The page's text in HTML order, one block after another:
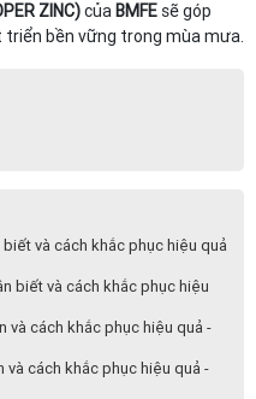
ZINC)của BMFE sẽ góp
triển bền vững trong mùa mưa.
và cách khắc phục hiệu quả
biết và cách khắc phục hiệu
và cách khắc phục hiệu quả -
và cách khắc phục hiệu quả -